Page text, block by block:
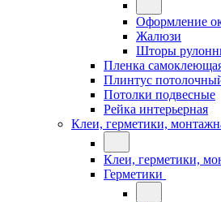
Оформление
Жалюзи
Шторы
Пленка
Плинтус
Потолки подвесные
Рейка интерьерная
Клеи, герметики,
Клеи, герметики,
Герметики